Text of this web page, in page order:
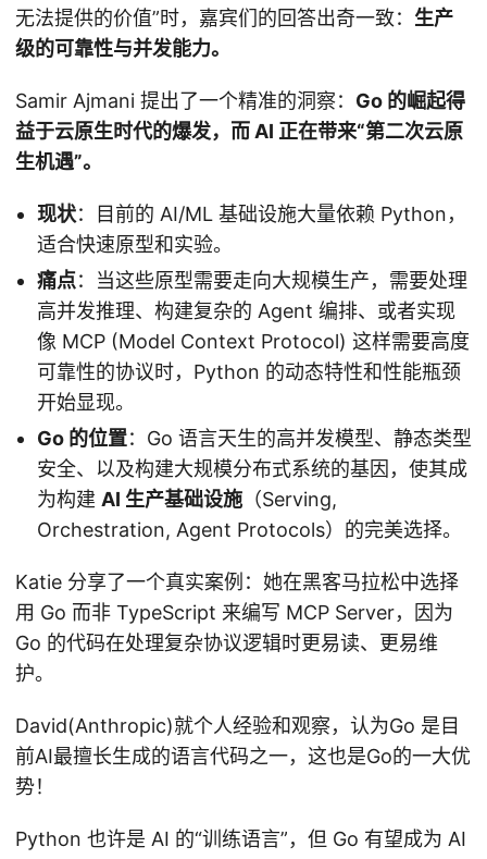
无法提供的价值”时，嘉宾们的回答出奇一致： 生产
级的可靠性与并发能力。
Samir Ajmani 提出了一个精准的洞察： Go 的崛起得
益于云原生时代的爆发，而 AI 正在带来“第二次云原
生机遇”。
现状：目前的 AI/ML 基础设施大量依赖 Python，
适合快速原型和实验。
痛点：当这些原型需要走向大规模生产，需要处理
高并发推理、构建复杂的 Agent 编排、或者实现
像 MCP (Model Context Protocol) 这样需要高度
可靠性的协议时，Python 的动态特性和性能瓶颈
开始显现。
Go 的位置：Go 语言天生的高并发模型、静态类型
安全、以及构建大规模分布式系统的基因，使其成
为构建 AI 生产基础设施 （Serving,
Orchestration, Agent Protocols）的完美选择。
Katie 分享了一个真实案例：她在黑客马拉松中选择
用 Go 而非 TypeScript 来编写 MCP Server，因为
Go 的代码在处理复杂协议逻辑时更易读、更易维
护。
David(Anthropic)就个人经验和观察，认为Go 是目
前AI最擅长生成的语言代码之一，这也是Go的一大优
势！
Python 也许是 AI 的“训练语言”，但 Go 有望成为 AI